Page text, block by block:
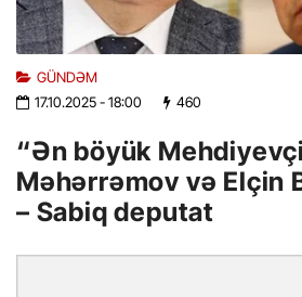
GÜNDƏM
17.10.2025- 18:00 460
“Ən böyük
Məhərrəmov və Elçin
– Sabiq deputat